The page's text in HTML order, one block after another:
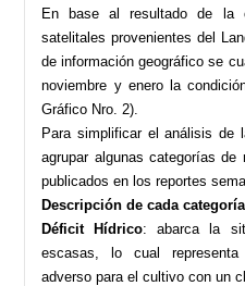
En base al resultado de la
satelitales provenientes del
de información geográfico se
noviembre y enero la
Gráfico Nro. 2).
Para simplificar el análisis de
agrupar algunas categorías
publicados en los reportes
Descripción de cada categoría
Déficit Hídrico: abarca la
escasas, lo cual
adverso para el cultivo con un